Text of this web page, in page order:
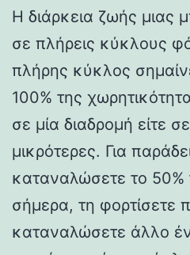
Η διάρκεια ζωής μιας
σε πλήρεις κύκλους
πλήρης κύκλος
100% της
σε μία διαδρομή είτε
μικρότερες. Για
καταναλώσετε το 50%
σήμερα, τη φορτίσετε
καταναλώσετε άλλο